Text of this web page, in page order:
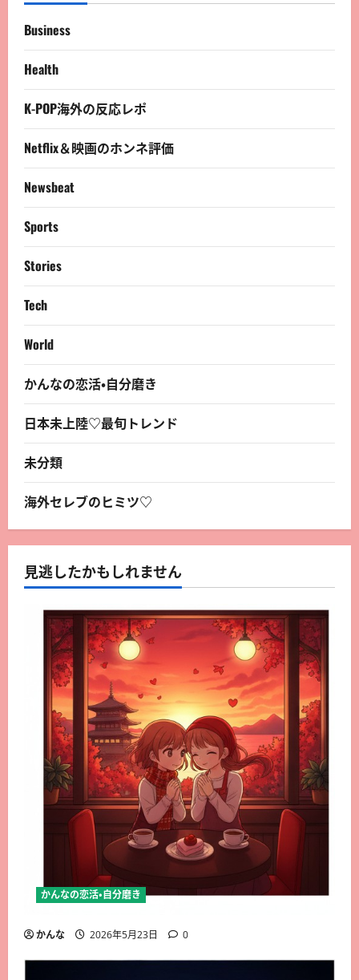
Business
Health
K-POP海外の反応レポ
Netflix＆映画のホンネ評価
Newsbeat
Sports
Stories
Tech
World
かんなの恋活・自分磨き
日本未上陸♡最旬トレンド
未分類
海外セレブのヒミツ♡
見逃したかもしれません
かんなの恋活・自分磨き
かんな 2026年5月23日 0